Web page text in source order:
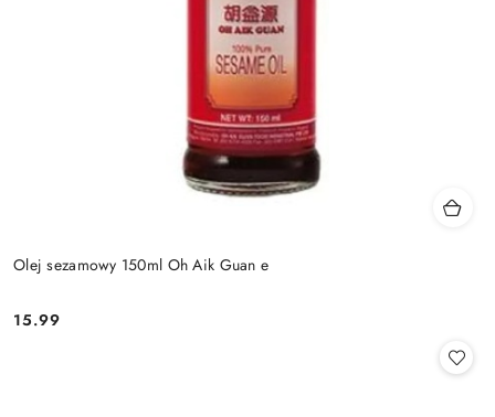
Olej sezamowy 150ml Oh Aik Guan e
Cena:
15.99